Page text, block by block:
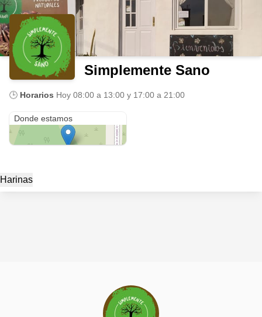
Simplemente Sano
🕒 Horarios Hoy 08:00 a 13:00 y 17:00 a 21:00
Donde estamos
Harinas